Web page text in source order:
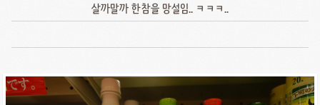
살까말까 한참을 망설임.. ㅋㅋㅋ..